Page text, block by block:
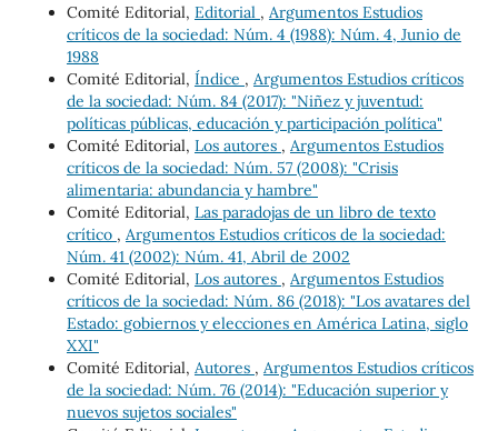
Comité Editorial, Editorial , Argumentos Estudios
críticos de la sociedad: Núm. 4 (1988): Núm. 4, Junio de
1988
Comité Editorial, Índice , Argumentos Estudios críticos
de la sociedad: Núm. 84 (2017): "Niñez y juventud:
políticas públicas, educación y participación política"
Comité Editorial, Los autores , Argumentos Estudios
críticos de la sociedad: Núm. 57 (2008): "Crisis
alimentaria: abundancia y hambre"
Comité Editorial, Las paradojas de un libro de texto
crítico , Argumentos Estudios críticos de la sociedad:
Núm. 41 (2002): Núm. 41, Abril de 2002
Comité Editorial, Los autores , Argumentos Estudios
críticos de la sociedad: Núm. 86 (2018): "Los avatares del
Estado: gobiernos y elecciones en América Latina, siglo
XXI"
Comité Editorial, Autores , Argumentos Estudios críticos
de la sociedad: Núm. 76 (2014): "Educación superior y
nuevos sujetos sociales"